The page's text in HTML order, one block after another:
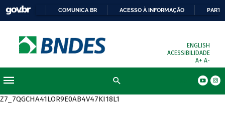
COMUNICA BR ACESSO À INFORMAÇÃO
ENGLISH
ACESSIBILIDADE
A+ A-
Z7_7QGCHA41LOR9E0AB4V47KI18L1